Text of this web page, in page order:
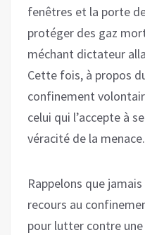
fenêtres et la porte
protéger des gaz
méchant dictateur
Cette fois, à propos
confinement
celui qui l’accepte à
véracité de la menace.
Rappelons que
recours au
pour lutter contre